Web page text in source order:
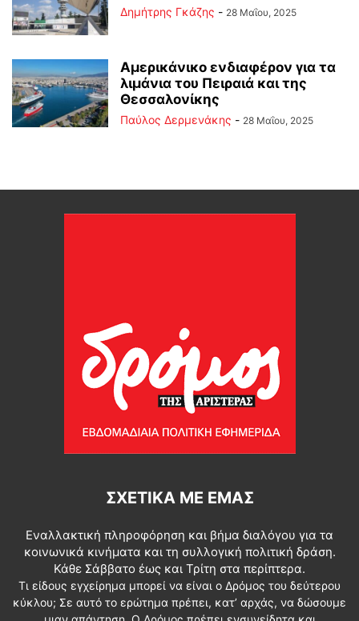
Δημήτρης Γκάζης - 28 Μαΐου, 2025
Αμερικάνικο ενδιαφέρον για τα
λιμάνια του Πειραιά και της
Θεσσαλονίκης
Παύλος Δερμενάκης - 28 Μαΐου, 2025
ΣΧΕΤΙΚΆ ΜΕ ΕΜΆΣ
Εναλλακτική πληροφόρηση και βήμα διαλόγου για τα
κοινωνικά κινήματα και τη συλλογική πολιτική δράση.
Κάθε Σάββατο έως και Τρίτη στα περίπτερα.
Τι είδους εγχείρημα μπορεί να είναι ο Δρόμος του δεύτερου
κύκλου; Σε αυτό το ερώτημα πρέπει, κατ’ αρχάς, να δώσουμε